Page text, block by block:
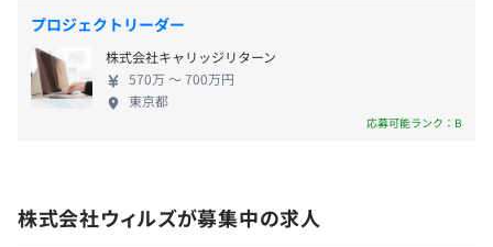
プロジェクトごとに選択
■リフレッシュ休暇（付与日から1年間）
∟入社3年で3日間付与
∟入社5年で5日間付与（以降5年ごとに5日間付与）
■慶弔休暇
∟結婚時5日間、忌引休暇、配偶者の出産休暇など
■育児・介護休暇 時短勤務可
プロジェクトリーダー
株式会社キャリッジリターン
570万 〜 700万円
東京都
応募可能ランク：B
株式会社ウィルズが募集中の求人